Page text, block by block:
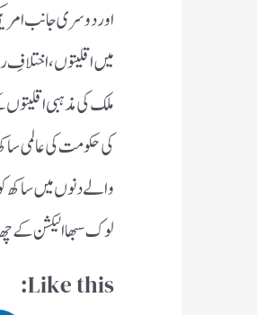
اور دوسری جانب
میں اقلیتوں ،
ملک کی مذہبی
کی حکومت کی
والے دنوں میں ساکھ کو
لوک سبھا الیکشن کے
Like this: